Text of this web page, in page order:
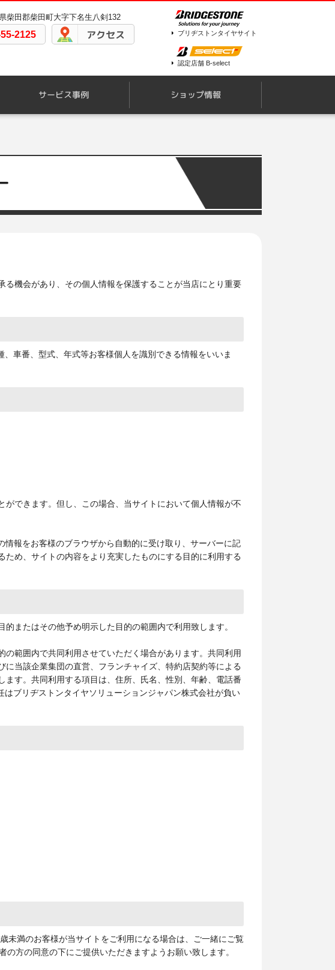
柴田郡柴田町大字下名生八剣132
2125 アクセス ブリヂストンタイヤサイト
認定店舗 B-select
サービス事例 ショップ情報
機会があり、その個人情報を保護することが当店にとり重要
車番、型式、年式等お客様個人を識別できる情報をいいま
できます。但し、この場合、当サイトにおいて個人情報が不
報をお客様のブラウザから自動的に受け取り、サーバーに記
め、サイトの内容をより充実したものにする目的に利用する
またはその他予め明示した目的の範囲内で利用致します。
範囲内で共同利用させていただく場合があります。共同利用
当該企業集団の直営、フランチャイズ、特約店契約等による
す。共同利用する項目は、住所、氏名、性別、年齢、電話番
ブリヂストンタイヤソリューションジャパン株式会社が負い
未満のお客様が当サイトをご利用になる場合は、ご一緒にご覧
方の同意の下にご提供いただきますようお願い致します。